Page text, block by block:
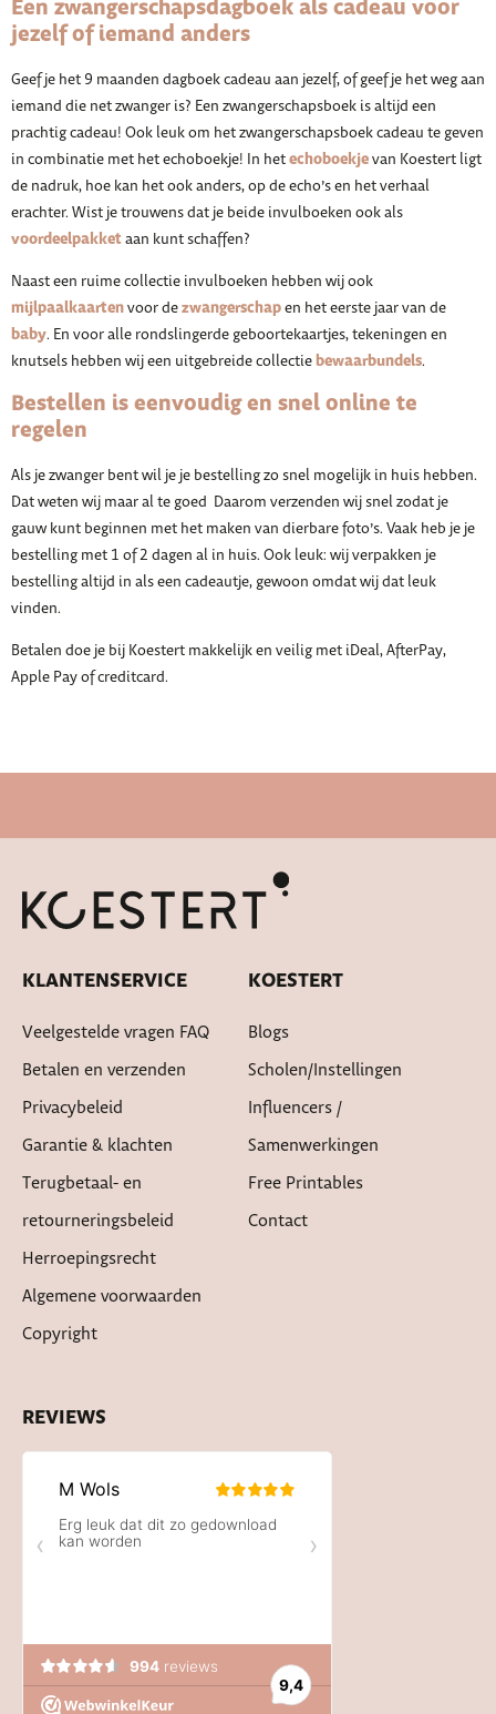
Een zwangerschapsdagboek als cadeau voor
jezelf of iemand anders
Geef je het 9 maanden dagboek cadeau aan jezelf, of geef je het weg aan
iemand die net zwanger is? Een zwangerschapsboek is altijd een
prachtig cadeau! Ook leuk om het zwangerschapsboek cadeau te geven
in combinatie met het echoboekje! In hetechoboekjevan Koestert ligt
de nadruk, hoe kan het ook anders, op de echo’s en het verhaal
erachter. Wist je trouwens dat je beide invulboeken ook als
voordeelpakketaan kunt schaffen?
Naast een ruime collectie invulboeken hebben wij ook
mijlpaalkaartenvoor dezwangerschapen het eerste jaar van de
baby. En voor alle rondslingerde geboortekaartjes, tekeningen en
knutsels hebben wij een uitgebreide collectiebewaarbundels.
Bestellen is eenvoudig en snel online te
regelen
Als je zwanger bent wil je je bestelling zo snel mogelijk in huis hebben.
Dat weten wij maar al te goed Daarom verzenden wij snel zodat je
gauw kunt beginnen met het maken van dierbare foto’s. Vaak heb je je
bestelling met 1 of 2 dagen al in huis. Ook leuk: wij verpakken je
bestelling altijd in als een cadeautje, gewoon omdat wij dat leuk
vinden.
Betalen doe je bij Koestert makkelijk en veilig met iDeal, AfterPay,
Apple Pay of creditcard.
KLANTENSERVICE
Veelgestelde vragen FAQ
Betalen en verzenden
Privacybeleid
Garantie & klachten
Terugbetaal- en
retourneringsbeleid
Herroepingsrecht
Algemene voorwaarden
Copyright
KOESTERT
Blogs
Scholen/instellingen
Influencers /
Samenwerkingen
Free Printables
Contact
REVIEWS